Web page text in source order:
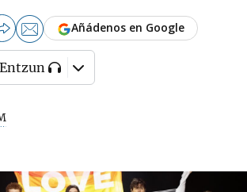
Añádenos en Google
Entzun